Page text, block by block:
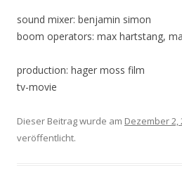
sound mixer: benjamin simon
boom operators: max hartstang,
production: hager moss film
tv-movie
Dieser Beitrag wurde am Dezember 2,
veröffentlicht.